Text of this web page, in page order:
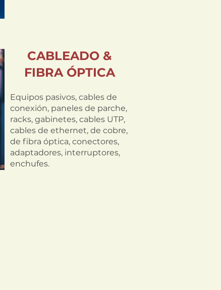
CABLEADO &
FIBRA ÓPTICA
Equipos pasivos, cables de
conexión, paneles de parche,
racks, gabinetes, cables UTP,
cables de ethernet, de cobre,
de fibra óptica, conectores,
adaptadores, interruptores,
enchufes.